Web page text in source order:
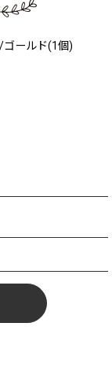
ールド(1個)